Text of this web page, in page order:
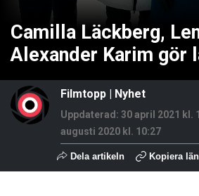
Camilla Läckberg,
Alexander Karim gör
Filmtopp | Nyhet
Uppdaterad: 30 april 2021 kl.
augusti 2020 kl. 10:27
Dela artikeln Kopiera